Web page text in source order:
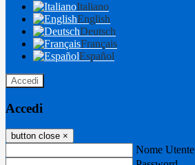
Italiano
English
Deutsch
Français
Español
Accedi
Accedi
button close ×
Nome Utente